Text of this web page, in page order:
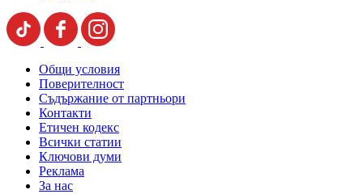
Общи условия
Поверителност
Съдържание от партньори
Контакти
Етичен кодекс
Всички статии
Ключови думи
Реклама
За нас